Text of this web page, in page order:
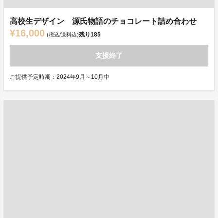
高校生デザイン 源氏物語のチョコレート詰め合わせ
¥16,000 (税込/送料込)残り185
支援終了
ご提供予定時期：2024年9月～10月中